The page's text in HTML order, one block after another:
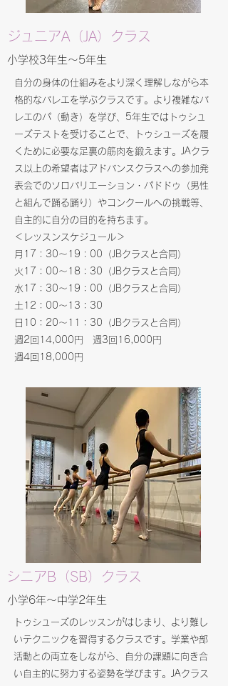
​​ジュニアA（JA）クラス
​​小学校3年生～5年生
​​自分の身体の仕組みをより深く理解しながら本
格的なバレエを学ぶクラスです。より複雑なバ
レエのパ（動き）を学び、5年生ではトゥシュ
ーズテストを受けることで、トゥシューズを履
くために必要な足裏の筋肉を鍛えます。JAクラ
ス以上の希望者はアドバンスクラスへの参加発
表会でのソロバリエーション・パドドゥ（男性
と組んで踊る踊り）やコンクールへの挑戦等、
自主的に自分の目的を持ちます。
＜レッスンスケジュール＞
月17：30～19：00（JBクラスと合同）
火17：00～18：30（JBクラスと合同）
水17：30～19：00（JBクラスと合同）
土12：00～13：30
日10：20～11：30（JBクラスと合同）
週2回14,000円 週3回16,000円
​週4回18,000円
​​シニアB（SB）クラス
小学6年～中学2年生
​トゥシューズのレッスンがはじまり、より難し
いテクニックを習得するクラスです。学業や部
活動との両立をしながら、自分の課題に向き合
い自主的に努力する姿勢を学びます。
JAクラス